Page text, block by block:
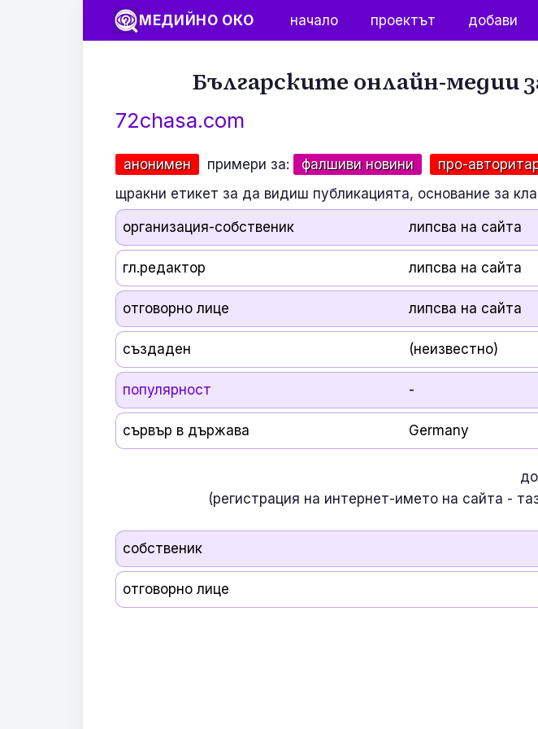
МЕДИЙНО ОКО начало проектът добави
Българските онлайн-медии
72chasa.com
анонимен примери за: фалшиви новини про-
щракни етикет за да видиш публикацията, основание за
организация-собственик липсва на сайта
гл.редактор липсва на сайта
отговорно лице липсва на сайта
създаден (неизвестно)
популярност -
сървър в държава Germany
(регистрация на интернет-името на сайта -
собственик
отговорно лице